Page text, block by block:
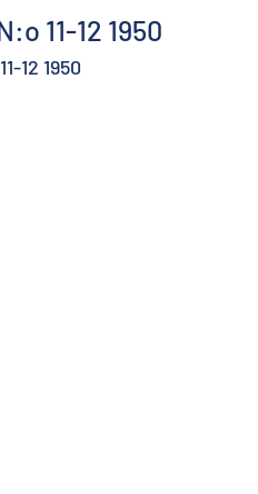
11-12 1950
12 1950